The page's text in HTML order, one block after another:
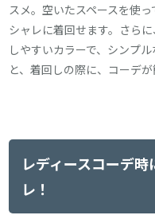
スメ。空いたスペースを使
シャレに着回せます。さら
しやすいカラーで、シンプ
と、着回しの際に、コーデ
レディースコーデ
レ！